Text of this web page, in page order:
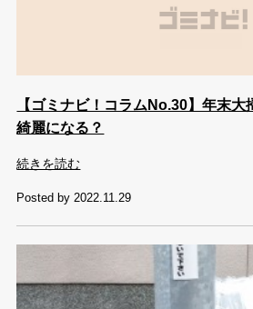
【ゴミナビ！コラムNo.30】年末大
綺麗になる？
続きを読む
Posted by 2022.11.29